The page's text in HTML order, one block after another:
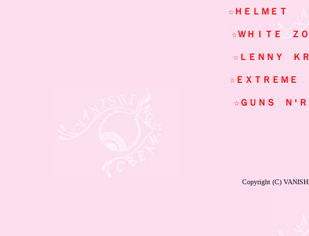
☆Ｈ
☆ＷＨＩ
☆ＬＥＮＮ
☆ＥＸ
☆ＧＵＮ
Copyright (C)